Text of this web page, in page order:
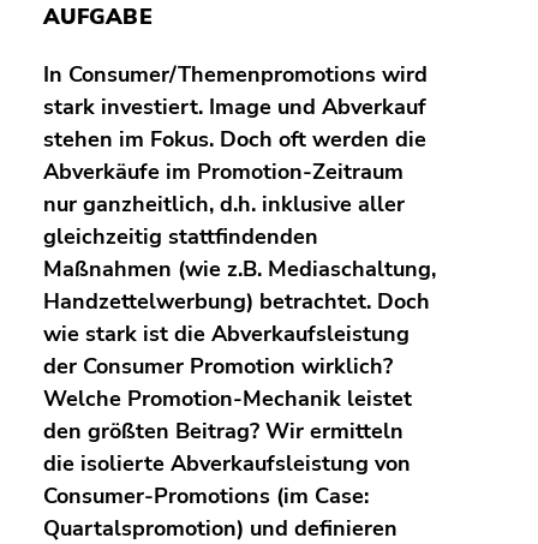
AUFGABE
In Consumer/Themenpromotions wird
stark investiert. Image und Abverkauf
stehen im Fokus. Doch oft werden die
Abverkäufe im Promotion-Zeitraum
nur ganzheitlich, d.h. inklusive aller
gleichzeitig stattfindenden
Maßnahmen (wie z.B. Mediaschaltung,
Handzettelwerbung) betrachtet. Doch
wie stark ist die Abverkaufsleistung
der Consumer Promotion wirklich?
Welche Promotion-Mechanik leistet
den größten Beitrag? Wir ermitteln
die isolierte Abverkaufsleistung von
Consumer-Promotions (im Case:
Quartalspromotion) und definieren